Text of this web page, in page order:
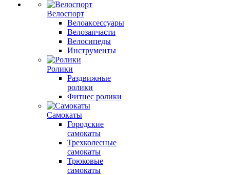
Велоспорт
Велоаксессуары
Велозапчасти
Велосипеды
Инструменты
Ролики
Раздвижные
ролики
Фитнес ролики
Самокаты
Городские
самокаты
Трехколесные
самокаты
Трюковые
самокаты